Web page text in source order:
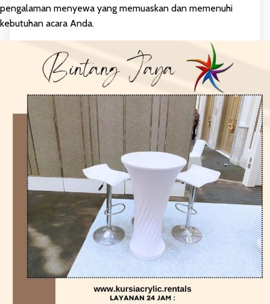
pengalaman menyewa yang memuaskan dan memenuhi
kebutuhan acara Anda.